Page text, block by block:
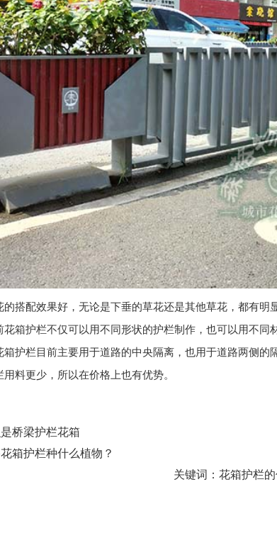
的搭配效果好，无论是下垂的草花还是其他草花，都有明
花箱护栏不仅可以用不同形状的护栏制作，也可以用不同
箱护栏目前主要用于道路的中央隔离，也用于道路两侧的
用料更少，所以在价格上也有优势。
桥梁护栏花箱
箱护栏种什么植物？
关键词： 花箱护栏